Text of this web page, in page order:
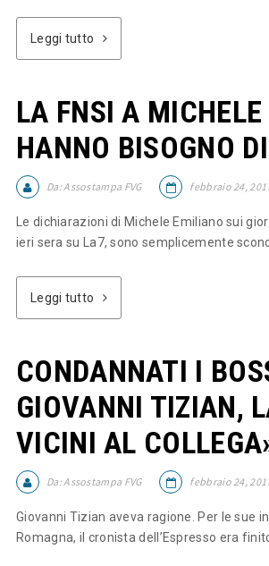
Leggi tutto
LA FNSI A
HANNO BISOGNO
Da:Assostampa FVG febbraio 24,
Le dichiarazioni di Michele Emiliano sui
ieri sera su La7, sono semplicemente
Leggi tutto
CONDANNATI I
GIOVANNI TIZIAN,
VICINI AL
Da:Assostampa FVG febbraio 24,
Giovanni Tizian aveva ragione. Per le sue
Romagna, il cronista dell’Espresso era